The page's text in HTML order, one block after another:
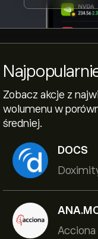
Zobacz akcje z
wolumenu w
średniej.
DOCS
Acciona